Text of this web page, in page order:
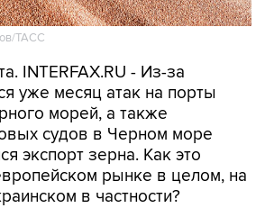
ТАСС
INTERFAX.RU - Из-за
уже месяц атак на порты
морей, а также
судов в Черном море
экспорт зерна. Как это
рынке в целом, на
в частности?